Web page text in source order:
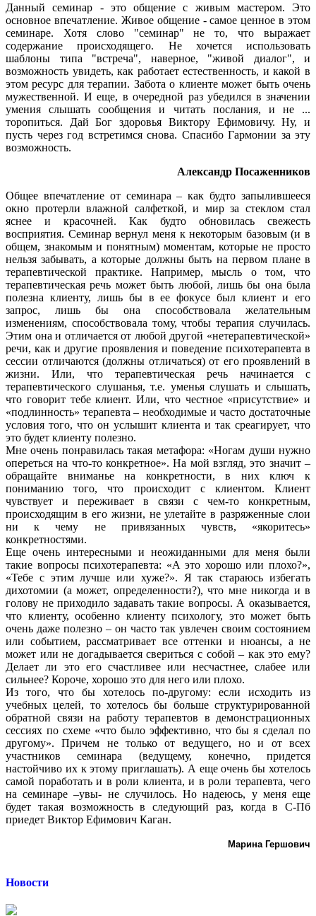
Данный семинар - это общение с живым мастером. Это
основное впечатление. Живое общение - самое ценное в этом
семинаре. Хотя слово "семинар" не то, что выражает
содержание происходящего. Не хочется использовать
шаблоны типа "встреча", наверное, "живой диалог", и
возможность увидеть, как работает естественность, и какой в
этом ресурс для терапии. Забота о клиенте может быть очень
мужественной. И еще, в очередной раз убедился в значении
умения слышать сообщения и читать послания, и не ...
торопиться. Дай Бог здоровья Виктору Ефимовичу. Ну, и
пусть через год встретимся снова. Спасибо Гармонии за эту
возможность.
Александр Посаженников
Общее впечатление от семинара – как будто запылившееся
окно протерли влажной салфеткой, и мир за стеклом стал
яснее и красочней. Как будто обновилась свежесть
восприятия. Семинар вернул меня к некоторым базовым (и в
общем, знакомым и понятным) моментам, которые не просто
нельзя забывать, а которые должны быть на первом плане в
терапевтической практике. Например, мысль о том, что
терапевтическая речь может быть любой, лишь бы она была
полезна клиенту, лишь бы в ее фокусе был клиент и его
запрос, лишь бы она способствовала желательным
изменениям, способствовала тому, чтобы терапия случилась.
Этим она и отличается от любой другой «нетерапевтической»
речи, как и другие проявления и поведение психотерапевта в
сессии отличаются (должны отличаться) от его проявлений в
жизни. Или, что терапевтическая речь начинается с
терапевтического слушанья, т.е. уменья слушать и слышать,
что говорит тебе клиент. Или, что честное «присутствие» и
«подлинность» терапевта – необходимые и часто достаточные
условия того, что он услышит клиента и так среагирует, что
это будет клиенту полезно.
Мне очень понравилась такая метафора: «Ногам души нужно
опереться на что-то конкретное». На мой взгляд, это значит –
обращайте вниманье на конкретности, в них ключ к
пониманию того, что происходит с клиентом. Клиент
чувствует и переживает в связи с чем-то конкретным,
происходящим в его жизни, не улетайте в разряженные слои
ни к чему не привязанных чувств, «якоритесь»
конкретностями.
Еще очень интересными и неожиданными для меня были
такие вопросы психотерапевта: «А это хорошо или плохо?»,
«Тебе с этим лучше или хуже?». Я так стараюсь избегать
дихотомии (а может, определенности?), что мне никогда и в
голову не приходило задавать такие вопросы. А оказывается,
что клиенту, особенно клиенту психологу, это может быть
очень даже полезно – он часто так увлечен своим состоянием
или событием, рассматривает все оттенки и нюансы, а не
может или не догадывается свериться с собой – как это ему?
Делает ли это его счастливее или несчастнее, слабее или
сильнее? Короче, хорошо это для него или плохо.
Из того, что бы хотелось по-другому: если исходить из
учебных целей, то хотелось бы больше структурированной
обратной связи на работу терапевтов в демонстрационных
сессиях по схеме «что было эффективно, что бы я сделал по
другому». Причем не только от ведущего, но и от всех
участников семинара (ведущему, конечно, придется
настойчиво их к этому приглашать). А еще очень бы хотелось
самой поработать и в роли клиента, и в роли терапевта, чего
на семинаре –увы- не случилось. Но надеюсь, у меня еще
будет такая возможность в следующий раз, когда в С-Пб
приедет Виктор Ефимович Каган.
Марина Гершович
Новости